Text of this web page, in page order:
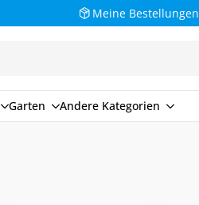
Meine Bestellungen
Garten Andere Kategorien